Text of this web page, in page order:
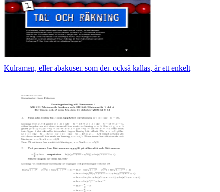
Kulramen, eller abakusen som den också kallas, är ett enkelt